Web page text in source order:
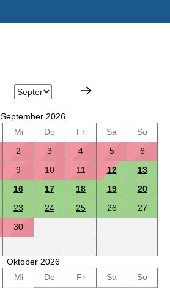
September 2026
Mi Do Fr Sa
So
2 3 4 5
6
9 10 11 12
13
16 17 18 19
20
23 24 25 26
27
30
Oktober 2026
Mi Do Fr Sa
So